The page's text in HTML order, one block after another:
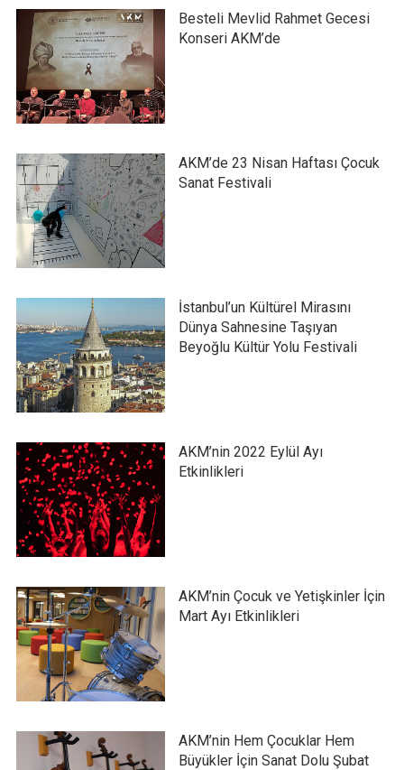
Besteli Mevlid Rahmet Gecesi
Konseri AKM’de
AKM’de 23 Nisan Haftası Çocuk
Sanat Festivali
İstanbul’un Kültürel Mirasını
Dünya Sahnesine Taşıyan
Beyoğlu Kültür Yolu Festivali
AKM’nin 2022 Eylül Ayı
Etkinlikleri
AKM’nin Çocuk ve Yetişkinler İçin
Mart Ayı Etkinlikleri
AKM’nin Hem Çocuklar Hem
Büyükler İçin Sanat Dolu Şubat